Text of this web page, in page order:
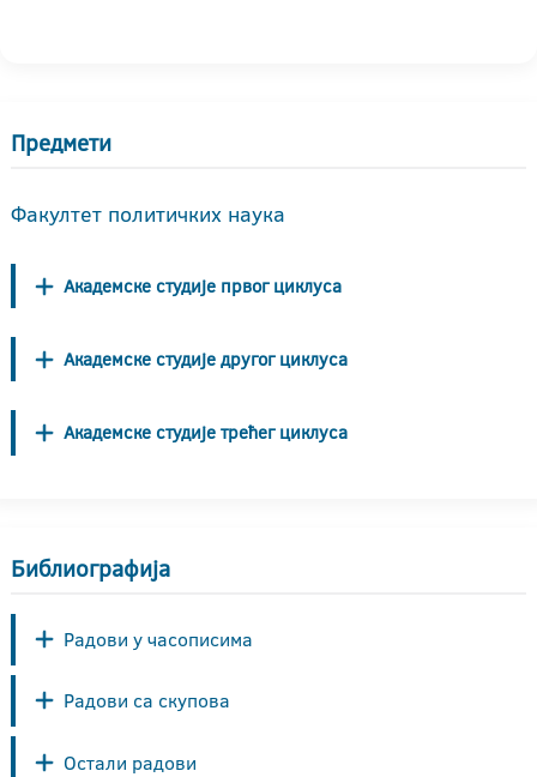
Предмети
Факултет политичких наука
Академске студије првог циклуса
Академске студије другог циклуса
Академске студије трећег циклуса
Библиографија
Радови у часописима
Радови са скупова
Остали радови